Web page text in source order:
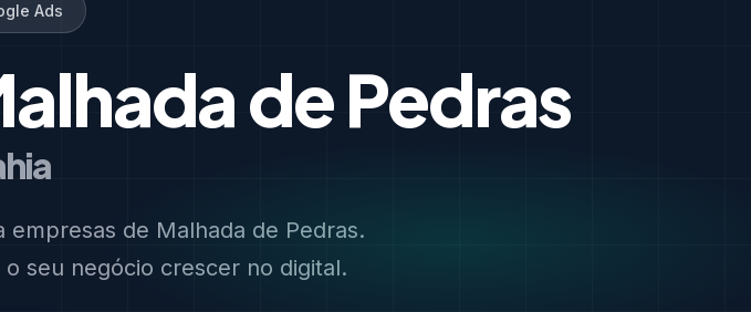
Ads
de Pedras
empresas de Malhada de Pedras.
seu negócio crescer no digital.